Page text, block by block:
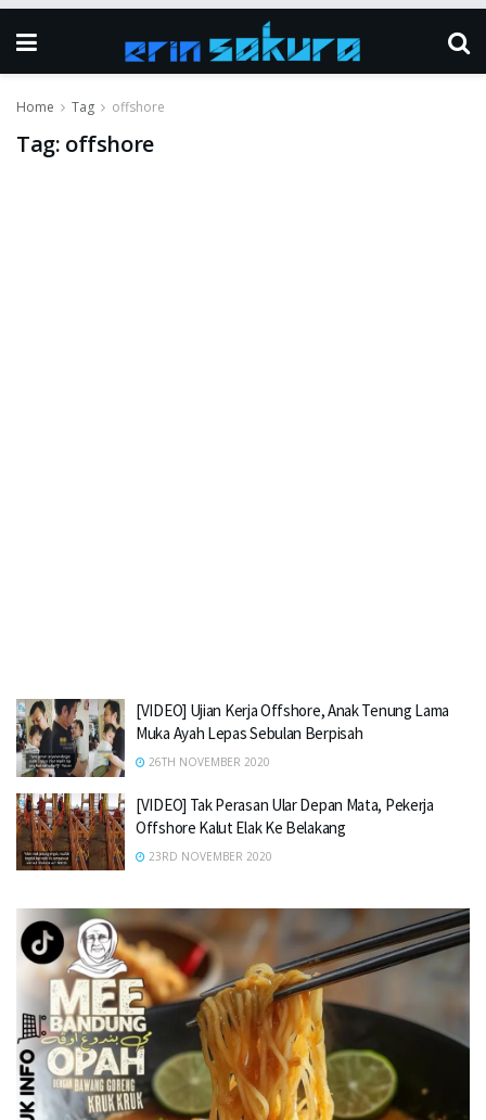
Home Tag offshore
Tag: offshore
[VIDEO] Ujian Kerja Offshore, Anak Tenung Lama
Muka Ayah Lepas Sebulan Berpisah
26TH NOVEMBER 2020
[VIDEO] Tak Perasan Ular Depan Mata, Pekerja
Offshore Kalut Elak Ke Belakang
23RD NOVEMBER 2020